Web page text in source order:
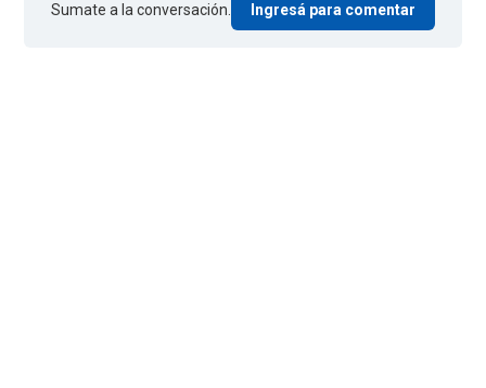
Sumate a la conversación. Ingresá para comentar